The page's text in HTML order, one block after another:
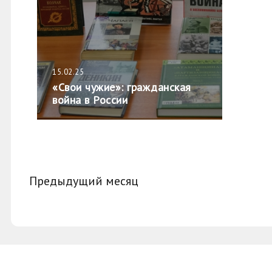
15.02.25
«Свои чужие»: гражданская
война в России
Предыдущий месяц